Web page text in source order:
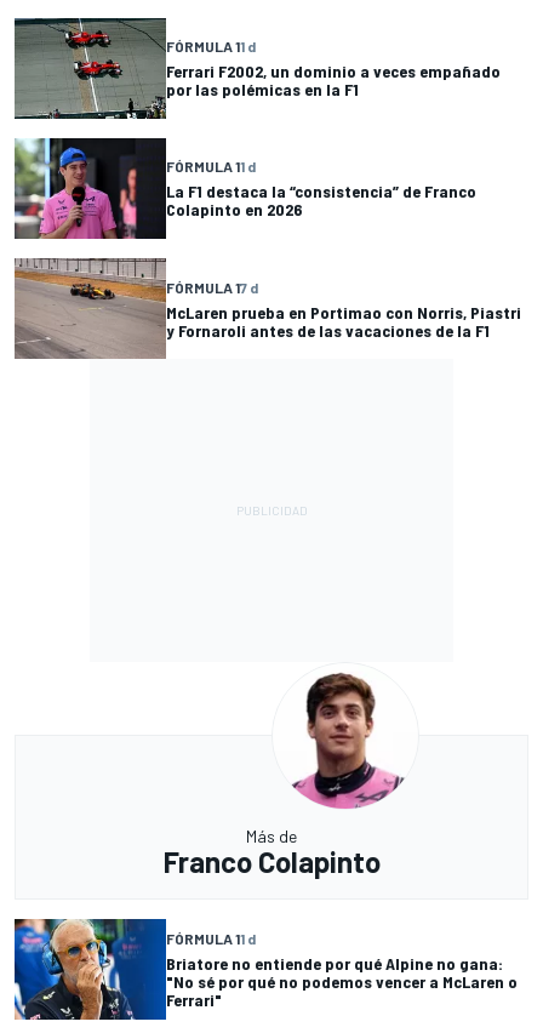
FÓRMULA 11 d
Ferrari F2002, un dominio a veces empañado
por las polémicas en la F1
FÓRMULA 11 d
La F1 destaca la “consistencia” de Franco
Colapinto en 2026
FÓRMULA 17 d
McLaren prueba en Portimao con Norris, Piastri
y Fornaroli antes de las vacaciones de la F1
Más de
Franco Colapinto
FÓRMULA 11 d
Briatore no entiende por qué Alpine no gana:
"No sé por qué no podemos vencer a McLaren o
Ferrari"